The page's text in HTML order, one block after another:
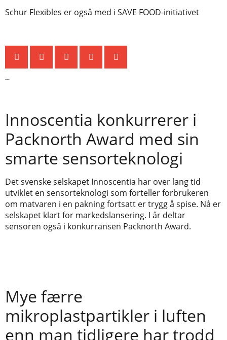
Schur Flexibles er også med i SAVE FOOD-initiativet
Innoscentia konkurrerer i
Packnorth Award med sin
smarte sensorteknologi
Det svenske selskapet Innoscentia har over lang tid
utviklet en sensorteknologi som forteller forbrukeren
om matvaren i en pakning fortsatt er trygg å spise. Nå er
selskapet klart for markedslansering. I år deltar
sensoren også i konkurransen Packnorth Award.
Mye færre
mikroplastpartikler i luften
enn man tidligere har trodd